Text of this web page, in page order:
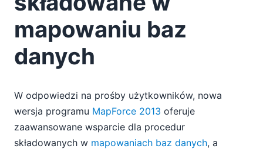
mapowaniu baz
danych
W odpowiedzi na prośby użytkowników, nowa
wersja programu MapForce 2013 oferuje
zaawansowane wsparcie dla procedur
składowanych w mapowaniach baz danych, a